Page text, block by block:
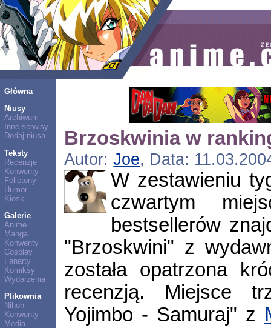
Główna
Niusy
Archiwum
Inne serwisy
Dodaj niusa
Teksty
Recenzje
Konwenty
Felietony
Humor
Kiosk
Galerie
Anime
Manga
Konwenty
Cosplay
Fanarty
Komiksy
Wydarzenia
Plikownia
Nihon
Konwenty
Media
Brzoskwinia w
Autor:Joe, Data:
W zestawieniu
czwartym
bestsellerów
"Brzoskwini" z
została opatrzona
recenzją. Miejsce
Yojimbo - Samuraj" z